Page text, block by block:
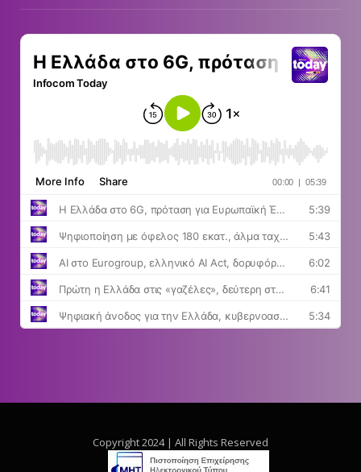
Copyright 2024 | All Rights Reserved